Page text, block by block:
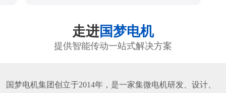
走进国梦电机
提供智能传动一站式解决方案
国梦电机集团创立于2014年，是一家集微电机研发、设计、